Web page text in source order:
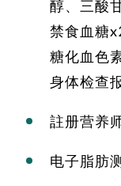
醇、三酸
禁食血糖
糖化血色
身体检查
註册营养
电子脂肪